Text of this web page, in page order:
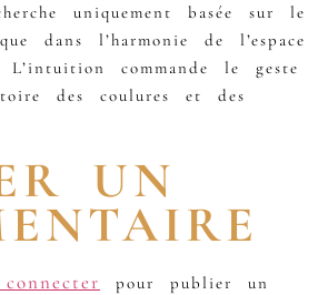
uniquement basée sur le
dans l’harmonie de l’espace
commande le geste
des coulures et des
UN
pour publier un